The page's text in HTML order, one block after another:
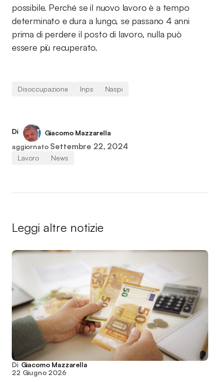
possibile. Perché se il nuovo lavoro è a tempo
determinato e dura a lungo, se passano 4 anni
prima di perdere il posto di lavoro, nulla può
essere più recuperato.
Disoccupazione Inps Naspi
Di
Giacomo Mazzarella
aggiornato Settembre 22, 2024
Lavoro News
Leggi altre notizie
Di Giacomo Mazzarella
22 Giugno 2026